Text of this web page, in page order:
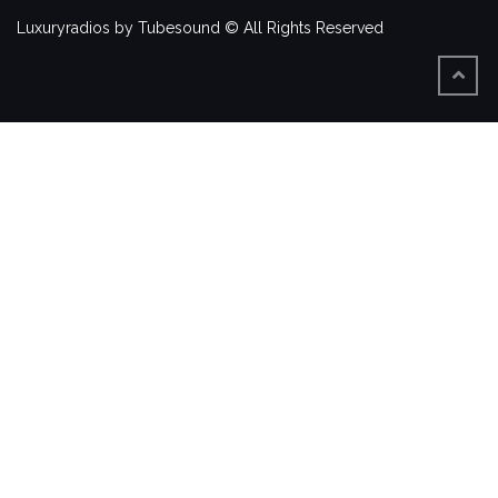
Luxuryradios by Tubesound © All Rights Reserved